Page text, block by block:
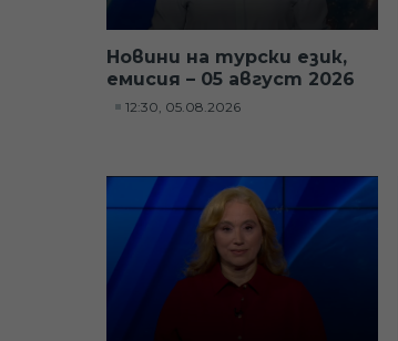
Новини на турски език,
емисия – 05 август 2026
12:30, 05.08.2026